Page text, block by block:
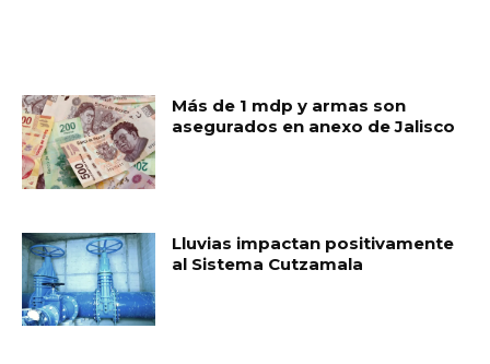
Más de 1 mdp y armas son
asegurados en anexo de Jalisco
Lluvias impactan positivamente
al Sistema Cutzamala